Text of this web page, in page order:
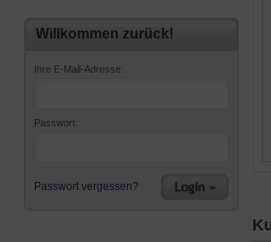
Willkommen zurück!
Ihre E-Mail-Adresse:
Passwort:
Passwort vergessen?